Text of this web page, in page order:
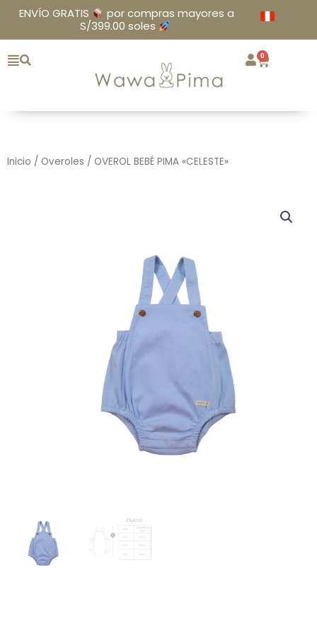
contenido
ENVÍO GRATIS
por compras mayores a
S/399.00 soles
0
Cart
Inicio / Overoles / OVEROL BEBÉ PIMA «CELESTE»